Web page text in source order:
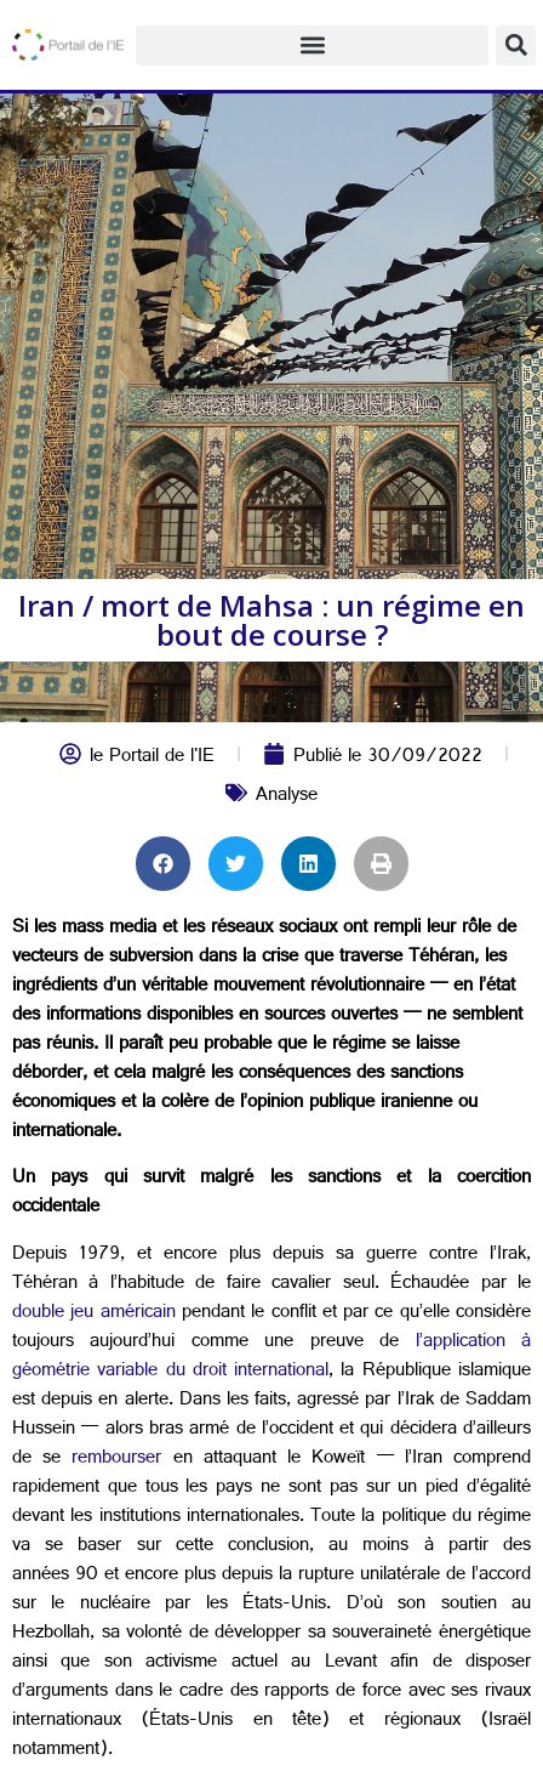
Iran / mort de Mahsa : un régime en
bout de course ?
le Portail de l'IE Publié le30/09/2022
Analyse
Si les mass media et les réseaux sociaux ont rempli leur rôle de
vecteurs de subversion dans la crise que traverse Téhéran, les
ingrédients d’un véritable mouvement révolutionnaire — en l’état
des informations disponibles en sources ouvertes — ne semblent
pas réunis. Il paraît peu probable que le régime se laisse
déborder, et cela malgré les conséquences des sanctions
économiques et la colère de l’opinion publique iranienne ou
internationale.
Un pays qui survit malgré les sanctions et la coercition
occidentale
Depuis 1979, et encore plus depuis sa guerre contre l’Irak,
Téhéran à l’habitude de faire cavalier seul. Échaudée par le
double jeu américainpendant le conflit et par ce qu’elle considère
toujours aujourd’hui comme une preuve de l’application à
géométrie variable du droit international, la République islamique
est depuis en alerte. Dans les faits, agressé par l’Irak de Saddam
Hussein — alors bras armé de l’occident et qui décidera d’ailleurs
de se rembourser en attaquant le Koweït — l’Iran comprend
rapidement que tous les pays ne sont pas sur un pied d’égalité
devant les institutions internationales. Toute la politique du régime
va se baser sur cette conclusion, au moins à partir des
années 90 et encore plus depuis la rupture unilatérale de l’accord
sur le nucléaire par les États-Unis. D’où son soutien au
Hezbollah, sa volonté de développer sa souveraineté énergétique
ainsi que son activisme actuel au Levant afin de disposer
d’arguments dans le cadre des rapports de force avec ses rivaux
internationaux (États-Unis en tête) et régionaux (Israël
notamment).